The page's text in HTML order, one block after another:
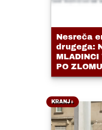
Nesreča
drugega:
MLADINCI
PO
KRANJ+